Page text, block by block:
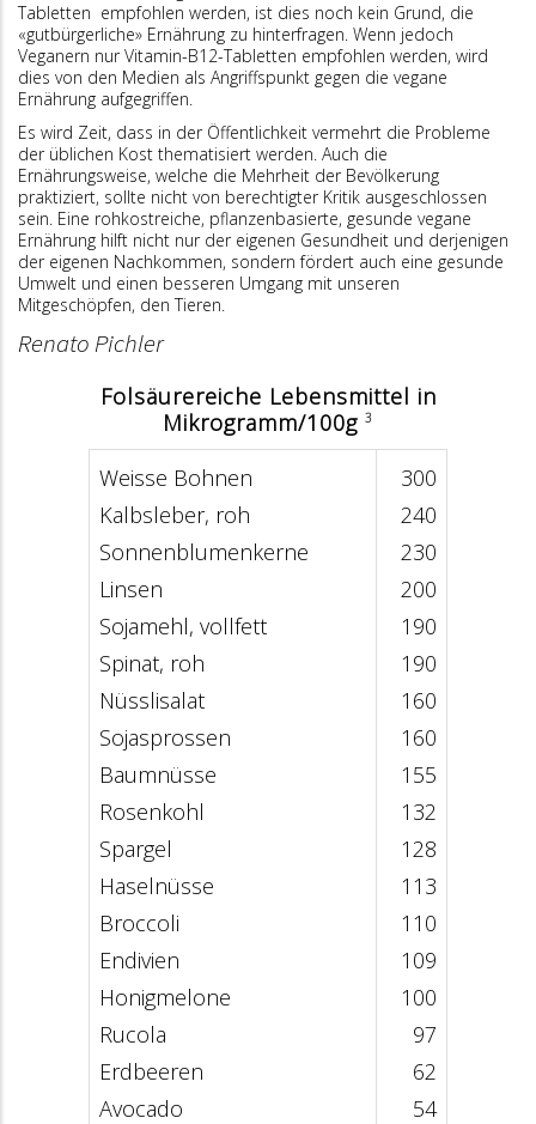
Tabletten empfohlen werden, ist dies noch kein Grund, die
«gutbürgerliche» Ernährung zu hinterfragen. Wenn jedoch
Veganern nur Vitamin-B12-Tabletten empfohlen wer­den, wird
dies von den Medien als Angriffspunkt gegen die vegane
Ernährung aufgegriffen.
Es wird Zeit, dass in der Öffentlichkeit vermehrt die Probleme
der üblichen Kost thematisiert werden. Auch die
Ernährungsweise, welche die Mehrheit der Bevölkerung
praktiziert, sollte nicht von berechtigter Kritik ausgeschlossen
sein. Eine rohkostreiche, pflanzenbasierte, gesunde vegane
Ernährung hilft nicht nur der eigenen Gesundheit und derjenigen
der eigenen Nachkommen, sondern fördert auch eine gesunde
Umwelt und einen besseren Umgang mit unseren
Mitgeschöpfen, den Tieren.
Renato Pichler
Folsäurereiche Lebensmittel in
Mikrogramm/100g 3
Weisse Bohnen
Kalbsleber, roh
Sonnenblumenkerne
Linsen
Sojamehl, vollfett
Spinat, roh
Nüsslisalat
Sojasprossen
Baumnüsse
Rosenkohl
Spargel
Haselnüsse
Broccoli
Endivien
Honigmelone
Rucola
Erdbeeren
Avocado
300
240
230
200
190
190
160
160
155
132
128
113
110
109
100
97
62
54